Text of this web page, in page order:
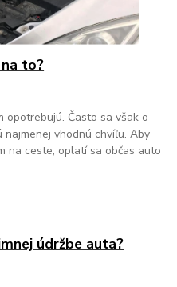
to?
opotrebujú. Často sa však o
vhodnú chvíľu. Aby
na ceste, oplatí sa občas auto
údržbe auta?